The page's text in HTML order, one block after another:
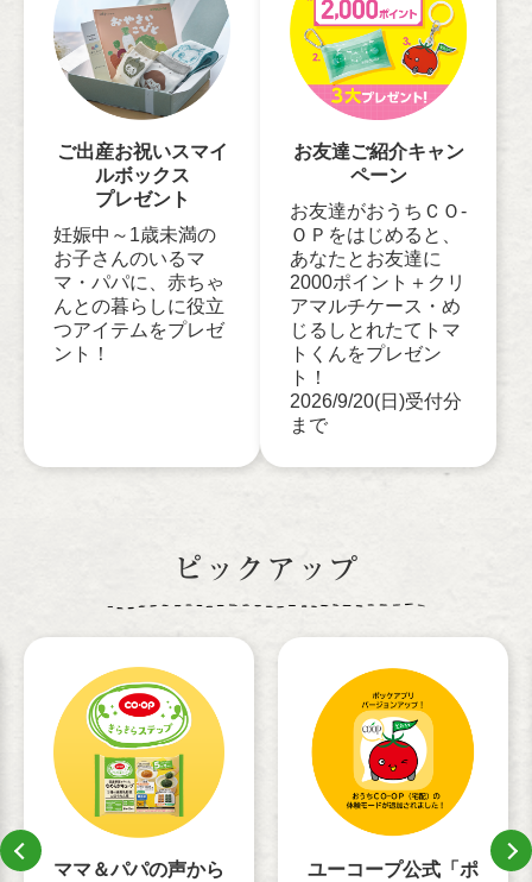
ご出産お祝いスマイ
ルボックス
プレゼント
妊娠中～1歳未満の
お子さんのいるマ
マ・パパに、赤ちゃ
んとの暮らしに役立
つアイテムをプレゼ
ント！
お友達ご紹介キャン
ペーン
お友達がおうちＣＯ-
ＯＰをはじめると、
あなたとお友達に
2000ポイント＋クリ
アマルチケース・め
じるしとれたてトマ
トくんをプレゼン
ト！
2026/9/20(日)受付分
まで
ピックアップ
ママ＆パパの声から
ユーコープ公式「ポ